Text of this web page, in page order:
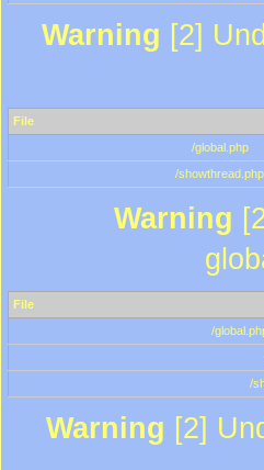
Warning [2]
File
/global.php
/showthread.php
Warning
File
/
/
Warning [2]